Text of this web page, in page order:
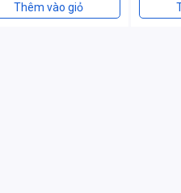
Thêm vào giỏ